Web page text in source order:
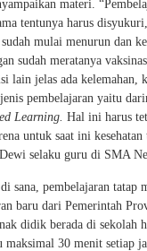
materi.
tentunya harus
mulai menurun dan
sudah meratanya
lain jelas ada kelemahan,
pembelajaran yaitu
Learning. Hal ini harus
untuk saat ini
selaku guru di SMA
sana, pembelajaran tatap
baru dari Pemerintah
didik berada di sekolah
maksimal 30 menit setiap